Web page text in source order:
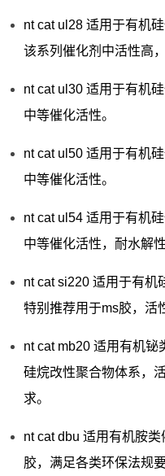
nt cat ul28 适用于有机
该系列催化剂中活性高
nt cat ul30 适用于有机
中等催化活性。
nt cat ul50 适用于有机
中等催化活性。
nt cat ul54 适用于有机
中等催化活性，耐水解性
nt cat si220 适用于有机
特别推荐用于ms胶，活
nt cat mb20 适用有机铋
硅烷改性聚合物体系，
求。
nt cat dbu 适用有机胺
胶，满足各类环保法规要